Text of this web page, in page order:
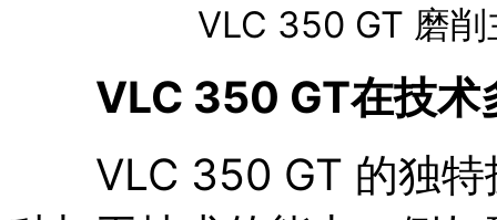
VLC 350 GT 磨
VLC 350 GT在技术
VLC 350 GT 的独特